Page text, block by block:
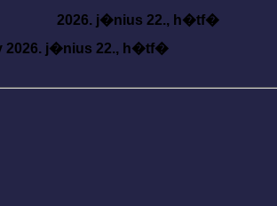
2026. j�nius 22., h�tf�
2026. j�nius 22., h�tf�